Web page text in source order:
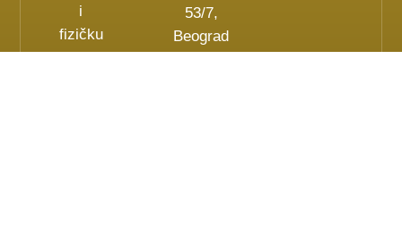
i
fizičku
53/7,
Beograd